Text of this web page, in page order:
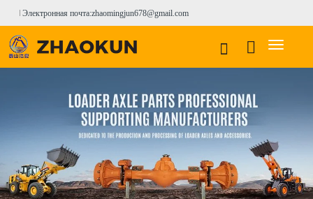
Электронная почта:zhaomingjun678@gmail.com